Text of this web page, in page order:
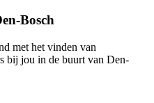
Bosch
met het vinden van
bij jou in de buurt van Den-